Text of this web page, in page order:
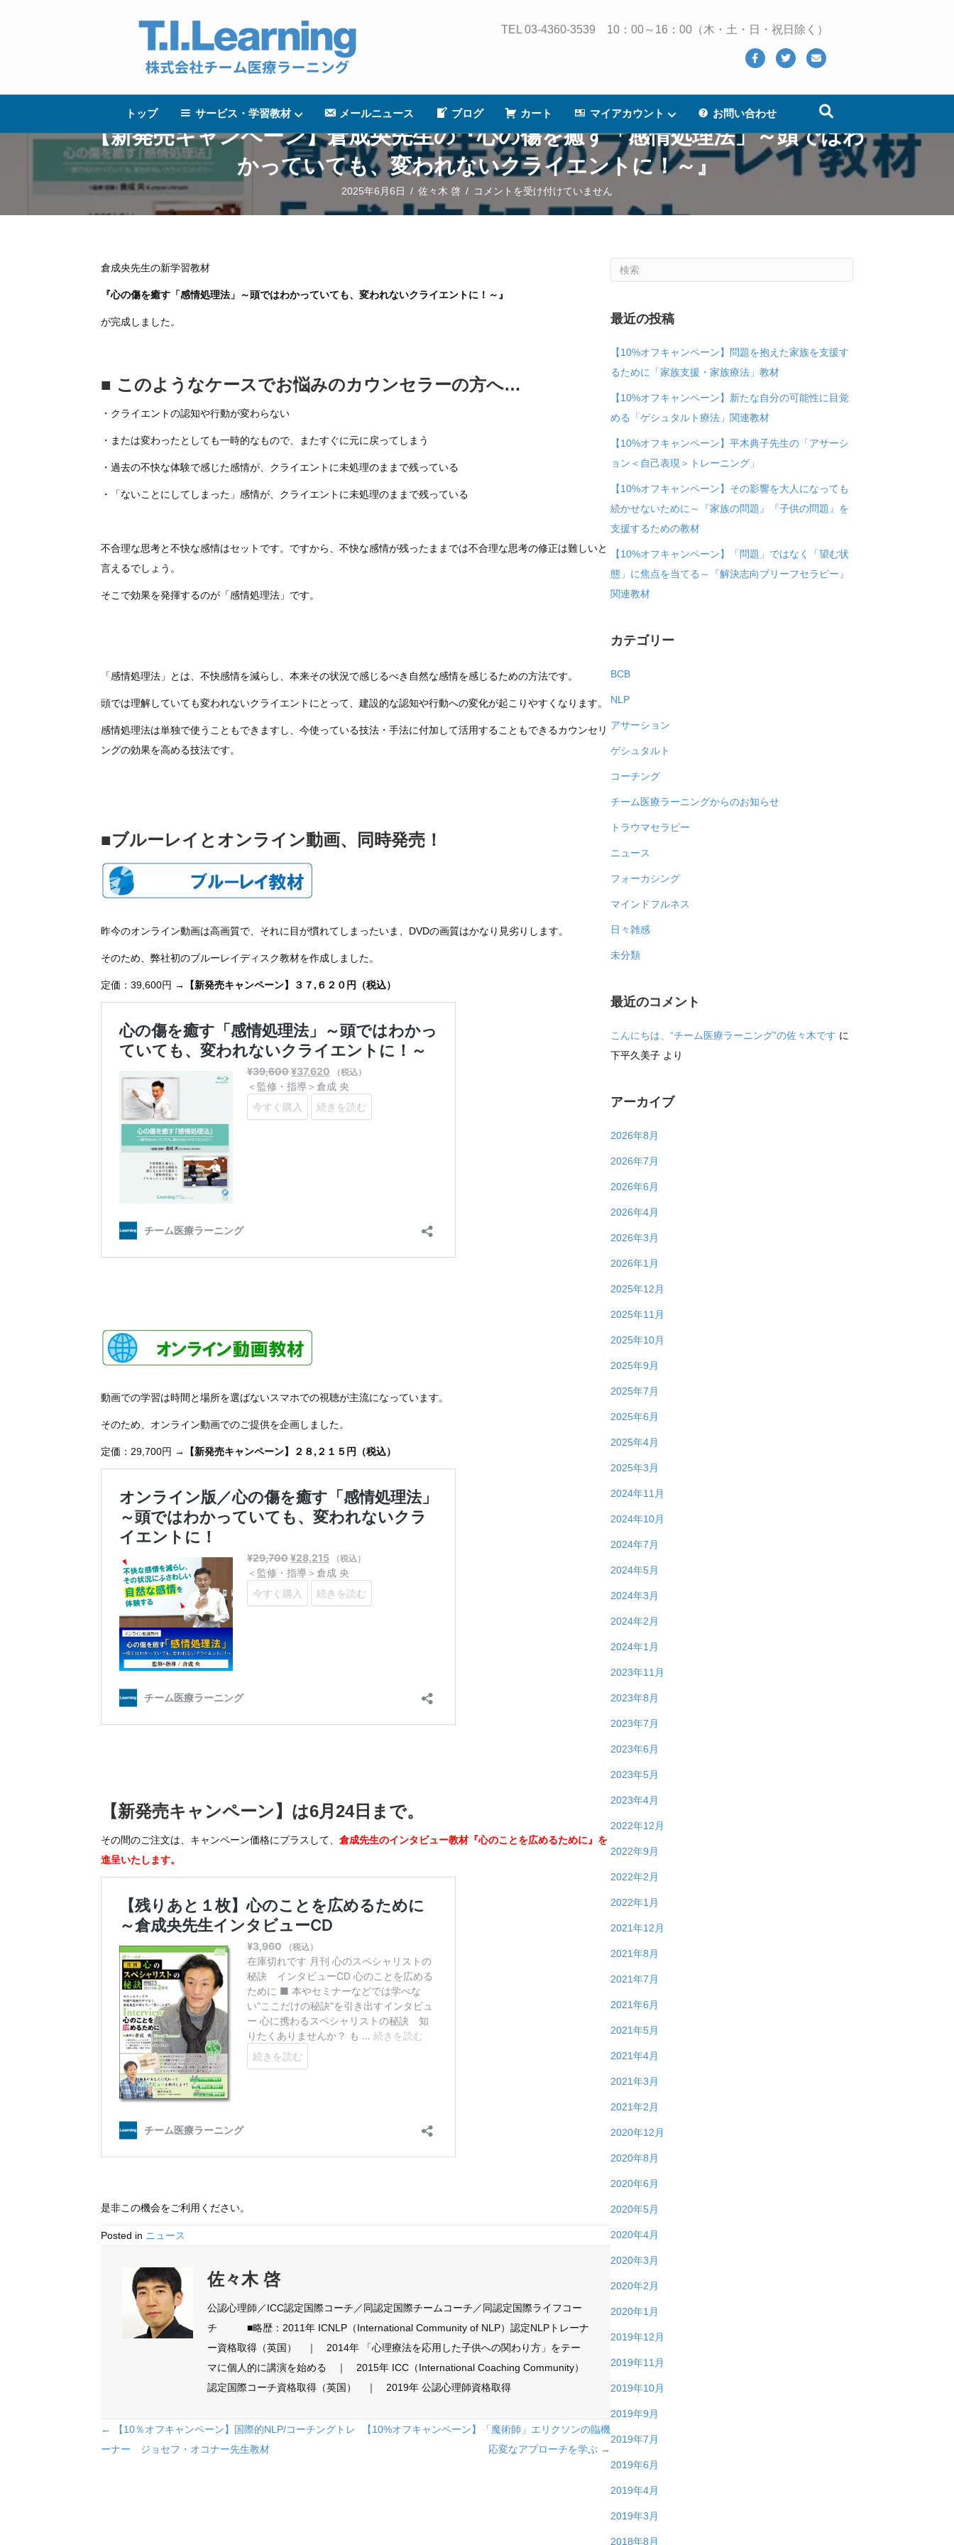
TEL 03-4360-3539 10：00～16：00（木・土・日・祝日除く）
FacebookTwitter
トップ サービス・学習教材 メールニュース ブログ カート マイアカウント お問い合わせ
【新発売キャンペーン】倉成央先生の『心の傷を癒す「感情処理法」～頭ではわ
かっていても、変われないクライエントに！～』
2025年6月6日 / 佐々木 啓 / 【新
発
ン
成
を
～
頭
変
コメントを受け付けていません
倉成央先生の新学習教材
『心の傷を癒す「感情処理法」～頭ではわかっていても、変われないクライエントに！～』
が完成しました。
■ このようなケースでお悩みのカウンセラーの方へ…
・クライエントの認知や行動が変わらない
・または変わったとしても一時的なもので、またすぐに元に戻ってしまう
・過去の不快な体験で感じた感情が、クライエントに未処理のままで残っている
・「ないことにしてしまった」感情が、クライエントに未処理のままで残っている
不合理な思考と不快な感情はセットです。ですから、不快な感情が残ったままでは不合理な思考の修正は難しいと
言えるでしょう。
そこで効果を発揮するのが「感情処理法」です。
「感情処理法」とは、不快感情を減らし、本来その状況で感じるべき自然な感情を感じるための方法です。
頭では理解していても変われないクライエントにとって、建設的な認知や行動への変化が起こりやすくなります。
感情処理法は単独で使うこともできますし、今使っている技法・手法に付加して活用することもできるカウンセリ
ングの効果を高める技法です。
■ブルーレイとオンライン動画、同時発売！
昨今のオンライン動画は高画質で、それに目が慣れてしまったいま、DVDの画質はかなり見劣りします。
そのため、弊社初のブルーレイディスク教材を作成しました。
定価：39,600円 → 【新発売キャンペーン】３７,６２０円（税込）
動画での学習は時間と場所を選ばないスマホでの視聴が主流になっています。
そのため、オンライン動画でのご提供を企画しました。
定価：29,700円 → 【新発売キャンペーン】２８,２１５円（税込）
【新発売キャンペーン】は6月24日まで。
その間のご注文は、キャンペーン価格にプラスして、 倉成先生のインタビュー教材『心のことを広めるために』を
進呈いたします。
是非この機会をご利用ください。
Posted in ニュース
佐々木 啓
公認心理師／ICC認定国際コーチ／同認定国際チームコーチ／同認定国際ライフコー
チ ■略歴：2011年 ICNLP（International Community of NLP）認定NLPトレーナ
ー資格取得（英国） ｜ 2014年 「心理療法を応用した子供への関わり方」をテー
マに個人的に講演を始める ｜ 2015年 ICC（International Coaching Community）
認定国際コーチ資格取得（英国） ｜ 2019年 公認心理師資格取得
Posts
navigation
← 【10％オフキャンペーン】国際的NLP/コーチングトレ
ーナー ジョセフ・オコナー先生教材
【10%オフキャンペーン】「魔術師」エリクソンの臨機
応変なアプローチを学ぶ →
最近の投稿
【10%オフキャンペーン】問題を抱えた家族を支援す
るために「家族支援・家族療法」教材
【10%オフキャンペーン】新たな自分の可能性に目覚
める「ゲシュタルト療法」関連教材
【10%オフキャンペーン】平木典子先生の「アサーシ
ョン＜自己表現＞トレーニング」
【10%オフキャンペーン】その影響を大人になっても
続かせないために～『家族の問題』『子供の問題』を
支援するための教材
【10%オフキャンペーン】「問題」ではなく「望む状
態」に焦点を当てる～『解決志向ブリーフセラピー』
関連教材
カテゴリー
BCB
NLP
アサーション
ゲシュタルト
コーチング
チーム医療ラーニングからのお知らせ
トラウマセラピー
ニュース
フォーカシング
マインドフルネス
日々雑感
未分類
最近のコメント
こんにちは、“チーム医療ラーニング”の佐々木です に
下平久美子 より
アーカイブ
2026年8月
2026年7月
2026年6月
2026年4月
2026年3月
2026年1月
2025年12月
2025年11月
2025年10月
2025年9月
2025年7月
2025年6月
2025年4月
2025年3月
2024年11月
2024年10月
2024年7月
2024年5月
2024年3月
2024年2月
2024年1月
2023年11月
2023年8月
2023年7月
2023年6月
2023年5月
2023年4月
2022年12月
2022年9月
2022年2月
2022年1月
2021年12月
2021年8月
2021年7月
2021年6月
2021年5月
2021年4月
2021年3月
2021年2月
2020年12月
2020年8月
2020年6月
2020年5月
2020年4月
2020年3月
2020年2月
2020年1月
2019年12月
2019年11月
2019年10月
2019年9月
2019年7月
2019年6月
2019年4月
2019年3月
2018年8月